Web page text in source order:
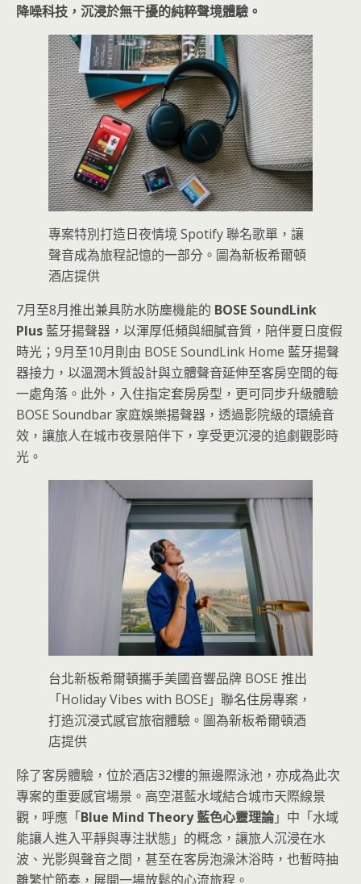
降噪科技，沉浸於無干擾的純粹聲境體驗。
專案特別打造日夜情境 Spotify 聯名歌單，讓
聲音成為旅程記憶的一部分。圖為新板希爾頓
酒店提供
7月至8月推出兼具防水防塵機能的 BOSE SoundLink
Plus藍牙揚聲器，以渾厚低頻與細膩音質，陪伴夏日度假
時光；9月至10月則由 BOSE SoundLink Home 藍牙揚聲
器接力，以溫潤木質設計與立體聲音延伸至客房空間的每
一處角落。此外，入住指定套房房型，更可同步升級體驗
BOSE Soundbar 家庭娛樂揚聲器，透過影院級的環繞音
效，讓旅人在城市夜景陪伴下，享受更沉浸的追劇觀影時
光。
台北新板希爾頓攜手美國音響品牌 BOSE 推出
「Holiday Vibes with BOSE」聯名住房專案，
打造沉浸式感官旅宿體驗。圖為新板希爾頓酒
店提供
除了客房體驗，位於酒店32樓的無邊際泳池，亦成為此次
專案的重要感官場景。高空湛藍水域結合城市天際線景
觀，呼應「Blue Mind Theory 藍色心靈理論」中「水域
能讓人進入平靜與專注狀態」的概念，讓旅人沉浸在水
波、光影與聲音之間，甚至在客房泡澡沐浴時，也暫時抽
離繁忙節奏，展開一場放鬆的心流旅程。